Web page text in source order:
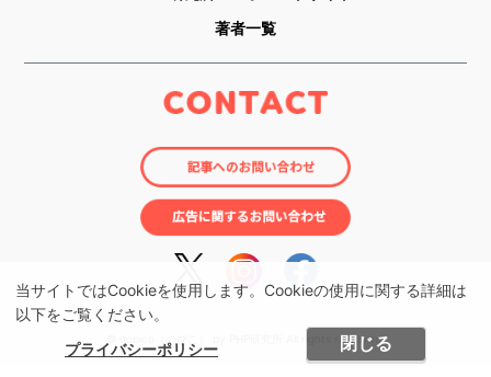
当サイトではCookieを使用します。Cookieの使用に関する詳細は
以下をご覧ください。
プライバシーポリシー
閉じる
著者一覧
© nobico（のびこ） by PHP研究所 All rights reserved.